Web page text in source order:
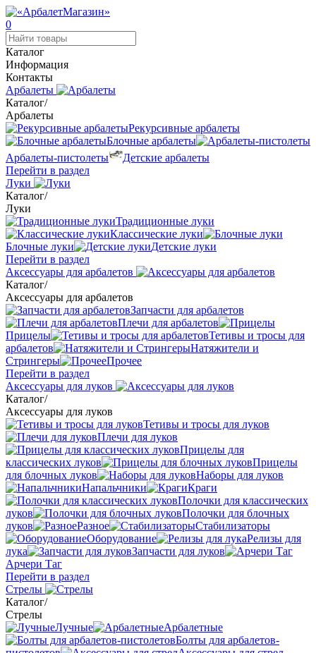
0
Каталог
Информация
Контакты
Арбалеты
Каталог/
Арбалеты
Рекурсивные арбалеты
Блочные арбалеты
Арбалеты-пистолеты
Детские арбалеты
Перейти в раздел
Луки
Каталог/
Луки
Традиционные луки
Классические луки
Блочные луки
Детские луки
Перейти в раздел
Аксессуары для арбалетов
Каталог/
Аксессуары для арбалетов
Запчасти для арбалетов
Плечи для арбалетов
Прицелы
Тетивы и тросы для
арбалетов
Натяжители и
Стрингеры
Прочее
Перейти в раздел
Аксессуары для луков
Каталог/
Аксессуары для луков
Тетивы и тросы для луков
Плечи для луков
Прицелы для
классических луков
Прицелы
для блочных луков
Наборы для луков
Напальчники
Краги
Полочки для классических
луков
Полочки для блочных
луков
Разное
Стабилизаторы
Оборудование
Релизы для
лука
Запчасти для луков
Арчери Таг
Перейти в раздел
Стрелы
Каталог/
Стрелы
Лучные
Арбалетные
Болты для арбалетов-